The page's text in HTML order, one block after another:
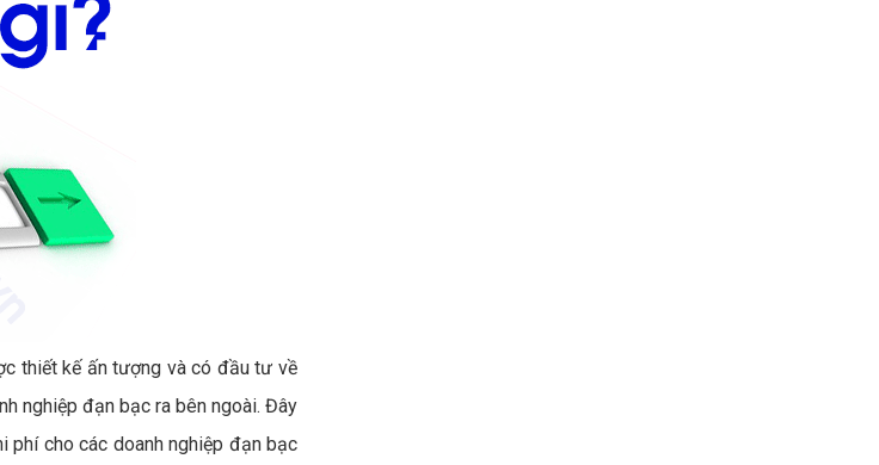
thiết kế ấn tượng và có đầu tư về
nghiệp đạn bạc ra bên ngoài. Đây
cho các doanh nghiệp đạn bạc